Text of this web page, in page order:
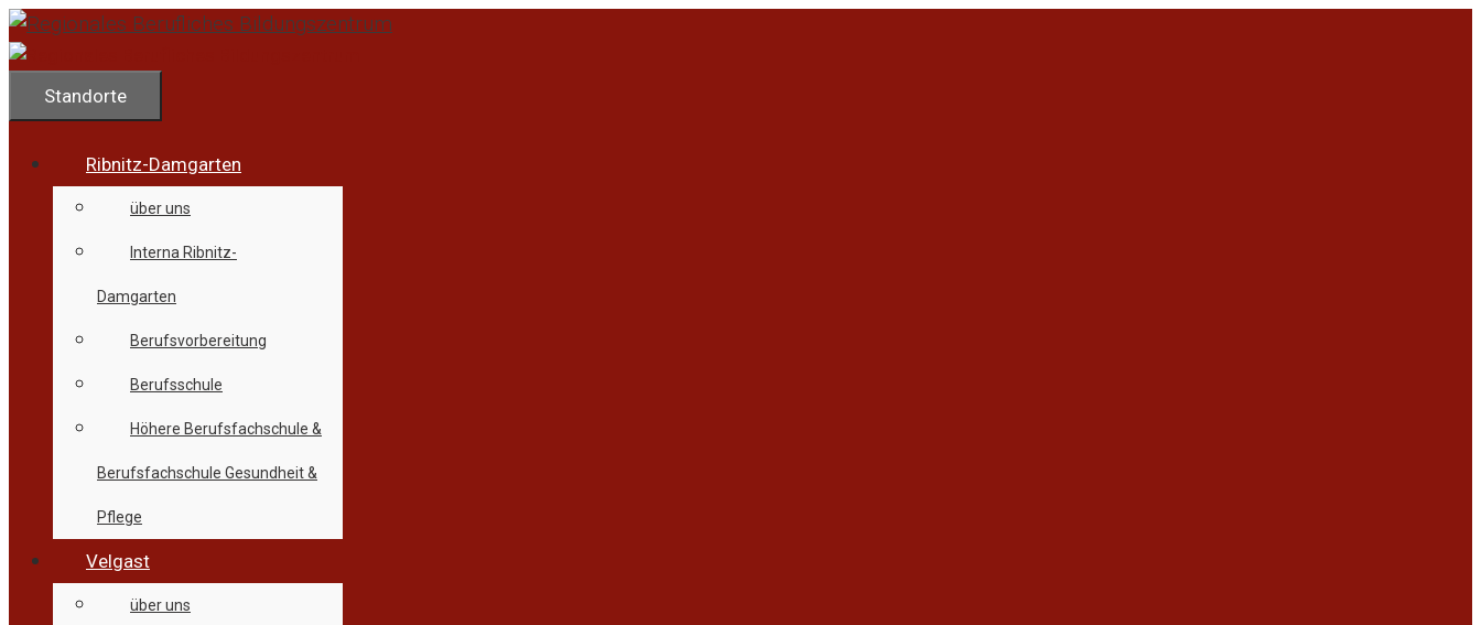
Zum
Inhalt
springenStandorte
Ribnitz-Damgarten
über uns
Interna Ribnitz-
Damgarten
Berufsvorbereitung
Berufsschule
Höhere Berufsfachschule &
Berufsfachschule Gesundheit &
Pflege
Velgast
über uns